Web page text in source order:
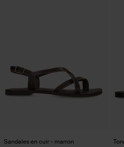
Sandales en cuir - marron